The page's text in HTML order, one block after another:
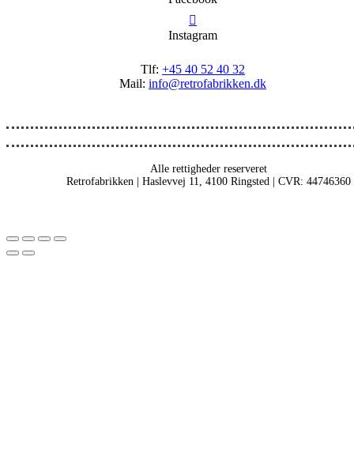
Instagram
Tlf: +45 40 52 40 32
Mail: info@retrofabrikken.dk
Alle rettigheder reserveret
Retrofabrikken | Haslevvej 11, 4100 Ringsted | CVR: 44746360